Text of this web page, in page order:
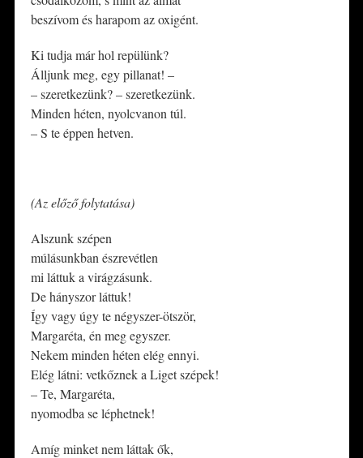
beszívom és harapom az oxigént.
Ki tudja már hol repülünk?
Álljunk meg, egy pillanat! –
– szeretkezünk? – szeretkezünk.
Minden héten, nyolcvanon túl.
– S te éppen hetven.
(Az előző folytatása)
Alszunk szépen
múlásunkban észrevétlen
mi láttuk a virágzásunk.
De hányszor láttuk!
Így vagy úgy te négyszer-ötször,
Margaréta, én meg egyszer.
Nekem minden héten elég ennyi.
Elég látni: vetkőznek a Liget szépek!
– Te, Margaréta,
nyomodba se léphetnek!
Amíg minket nem láttak ők,